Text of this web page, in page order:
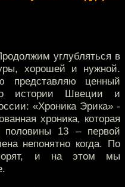
углубляться в
хорошей и нужной.
представляю ценный
истории Швеции и
«Хроника Эрика» -
хроника, которая
половины 13 – первой
непонятно когда. По
и на этом мы